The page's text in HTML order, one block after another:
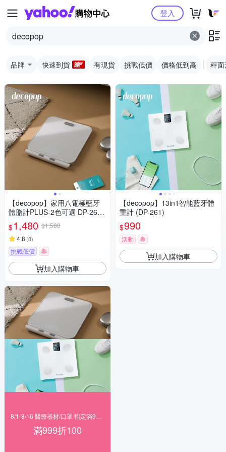
Yahoo購物中心登入
品牌 快速到貨 有現貨 挑戰低價 價格低到高 秤
【decopop】家用八電極藍牙
體脂計PLUS-2色可選 DP-263
(體重機 體脂機 體脂肪 APP監
測 51項數據)
$1,480 $1,580
4.8 (8)
挑戰低價 券
加入購物車
滿999折100
【decopop】13in1智能藍牙體
重計 (DP-261)
$990
活動 券
加入購物車